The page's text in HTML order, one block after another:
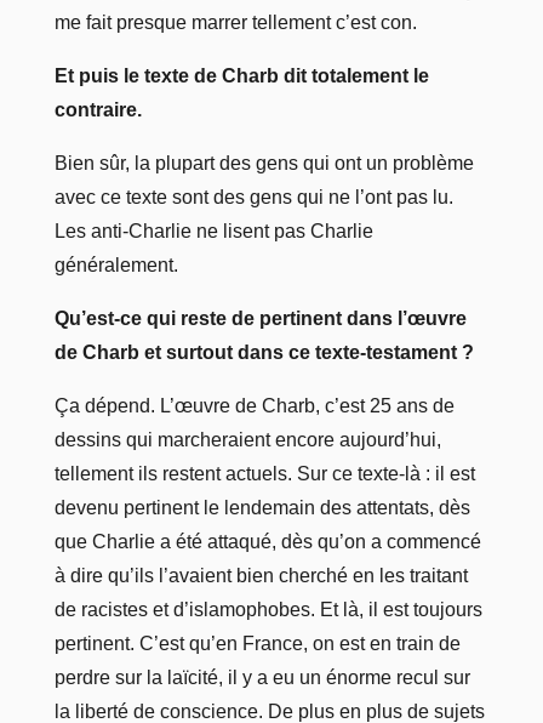
me fait presque marrer tellement c’est con.
Et puis le texte de Charb dit totalement le
contraire.
Bien sûr, la plupart des gens qui ont un problème
avec ce texte sont des gens qui ne l’ont pas lu.
Les anti-Charlie ne lisent pas Charlie
généralement.
Qu’est-ce qui reste de pertinent dans l’œuvre
de Charb et surtout dans ce texte-testament ?
Ça dépend. L’œuvre de Charb, c’est 25 ans de
dessins qui marcheraient encore aujourd’hui,
tellement ils restent actuels. Sur ce texte-là : il est
devenu pertinent le lendemain des attentats, dès
que Charlie a été attaqué, dès qu’on a commencé
à dire qu’ils l’avaient bien cherché en les traitant
de racistes et d’islamophobes. Et là, il est toujours
pertinent. C’est qu’en France, on est en train de
perdre sur la laïcité, il y a eu un énorme recul sur
la liberté de conscience. De plus en plus de sujets